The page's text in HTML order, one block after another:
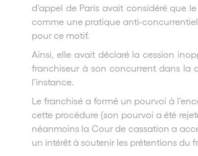
d’appel de Paris avait considéré que
comme une pratique anti-
pour ce motif.
Ainsi, elle avait déclaré la cession
franchiseur à son concurrent dans la
l’instance.
Le franchisé a formé un pourvoi à
cette procédure (son pourvoi a été
néanmoins la Cour de cassation a
un intérêt à soutenir les prétentions du